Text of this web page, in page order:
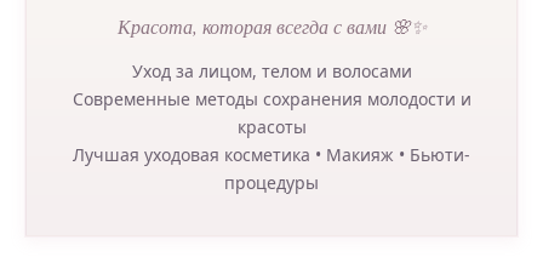
Красота, которая всегда с вами 🌸✨
Уход за лицом, телом и волосами
Современные методы сохранения молодости и
красоты
Лучшая уходовая косметика • Макияж • Бьюти-
процедуры